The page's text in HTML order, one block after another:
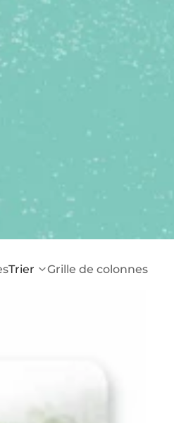
connexion
Profil
Trier Grille de colonnes